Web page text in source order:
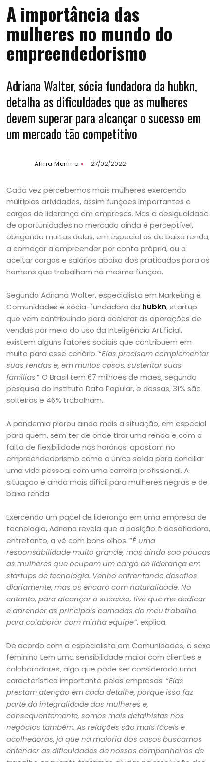
A importância das
mulheres no mundo do
empreendedorismo
Adriana Walter, sócia fundadora da hubkn,
detalha as dificuldades que as mulheres
devem superar para alcançar o sucesso em
um mercado tão competitivo
Afina Menina 27/02/2022
Cada vez percebemos mais mulheres exercendo
múltiplas atividades, assim funções importantes e
cargos de liderança em empresas. Mas a desigualdade
de oportunidades no mercado ainda é perceptível,
obrigando muitas delas, em especial as de baixa renda,
a começar a empreender por conta própria, ou a
aceitar cargos e salários abaixo dos praticados para os
homens que trabalham na mesma função.
Segundo Adriana Walter, especialista em Marketing e
Comunidades e sócia-fundadora da hubkn, startup
que vem contribuindo para acelerar as operações de
vendas por meio do uso da Inteligência Artificial,
existem alguns fatores sociais que contribuem em
muito para esse cenário. “Elas precisam complementar
suas rendas e, em muitos casos, sustentar suas
famílias.” O Brasil tem 67 milhões de mães, segundo
pesquisa do Instituto Data Popular, e dessas, 31% são
solteiras e 46% trabalham.
A pandemia piorou ainda mais a situação, em especial
para quem, sem ter de onde tirar uma renda e com a
falta de flexibilidade nos horários, apostam no
empreendedorismo como a única saída para conciliar
uma vida pessoal com uma carreira profissional. A
situação é ainda mais difícil para mulheres negras e de
baixa renda.
Exercendo um papel de liderança em uma empresa de
tecnologia, Adriana revela que a posição é desafiadora,
entretanto, a vê com bons olhos. “É uma
responsabilidade muito grande, mas ainda são poucas
as mulheres que ocupam um cargo de liderança em
startups de tecnologia. Venho enfrentando desafios
diariamente, mas os encaro com naturalidade. No
entanto, para alcançar o sucesso, tive que me dedicar
e aprender as principais camadas do meu trabalho
para colaborar com minha equipe”, explica.
De acordo com a especialista em Comunidades, o sexo
feminino tem uma sensibilidade maior com clientes e
colaboradores, algo que pode ser considerado uma
característica importante pelas empresas. “Elas
prestam atenção em cada detalhe, porque isso faz
parte da integralidade das mulheres e,
consequentemente, somos mais detalhistas nos
negócios também. As relações são mais fáceis e
acolhedoras, já que na maioria dos casos buscamos
entender as dificuldades de nossos companheiros de